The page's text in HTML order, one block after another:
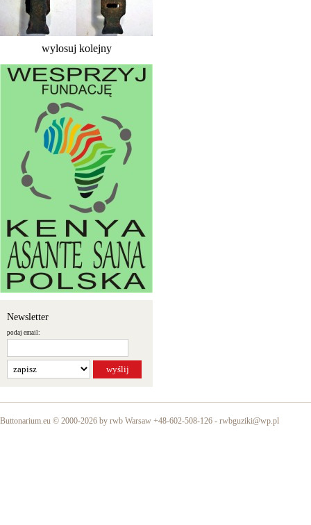
wylosuj kolejny
Newsletter
podaj email:
Buttonarium.eu © 2000-2026 by rwb Warsaw +48-602-508-126 - rwbguziki@wp.pl